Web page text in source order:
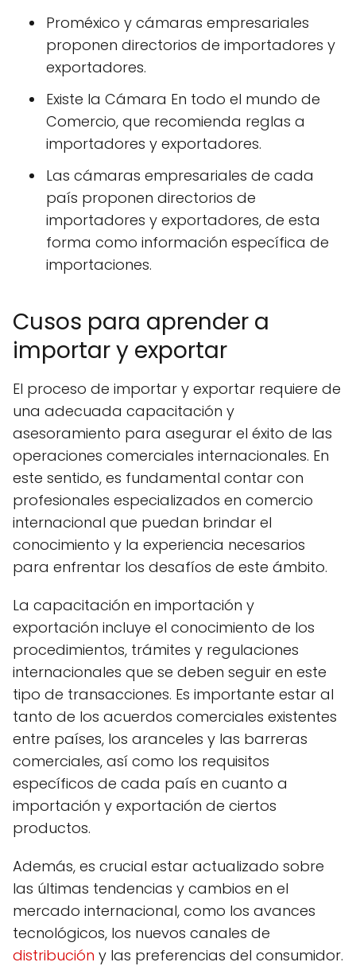
Proméxico y cámaras empresariales
proponen directorios de importadores y
exportadores.
Existe la Cámara En todo el mundo de
Comercio, que recomienda reglas a
importadores y exportadores.
Las cámaras empresariales de cada
país proponen directorios de
importadores y exportadores, de esta
forma como información específica de
importaciones.
Cusos para aprender a
importar y exportar
El proceso de importar y exportar requiere de
una adecuada capacitación y
asesoramiento para asegurar el éxito de las
operaciones comerciales internacionales. En
este sentido, es fundamental contar con
profesionales especializados en comercio
internacional que puedan brindar el
conocimiento y la experiencia necesarios
para enfrentar los desafíos de este ámbito.
La capacitación en importación y
exportación incluye el conocimiento de los
procedimientos, trámites y regulaciones
internacionales que se deben seguir en este
tipo de transacciones. Es importante estar al
tanto de los acuerdos comerciales existentes
entre países, los aranceles y las barreras
comerciales, así como los requisitos
específicos de cada país en cuanto a
importación y exportación de ciertos
productos.
Además, es crucial estar actualizado sobre
las últimas tendencias y cambios en el
mercado internacional, como los avances
tecnológicos, los nuevos canales de
distribución y las preferencias del consumidor.